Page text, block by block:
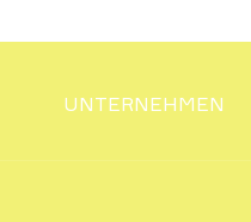
UNTERNEHMEN